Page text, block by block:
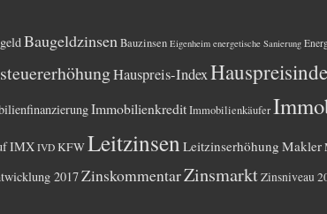
Baugeldzinsen Bauzinsen Eigenheim energetische Sanierung
Hauspreis-Index
ImmobilienkreditImmobilienkäufer
IMX IVD KFWLeitzinsen Leitzinserhöhung Makler
2017ZinskommentarZinsmarktZinsniveau